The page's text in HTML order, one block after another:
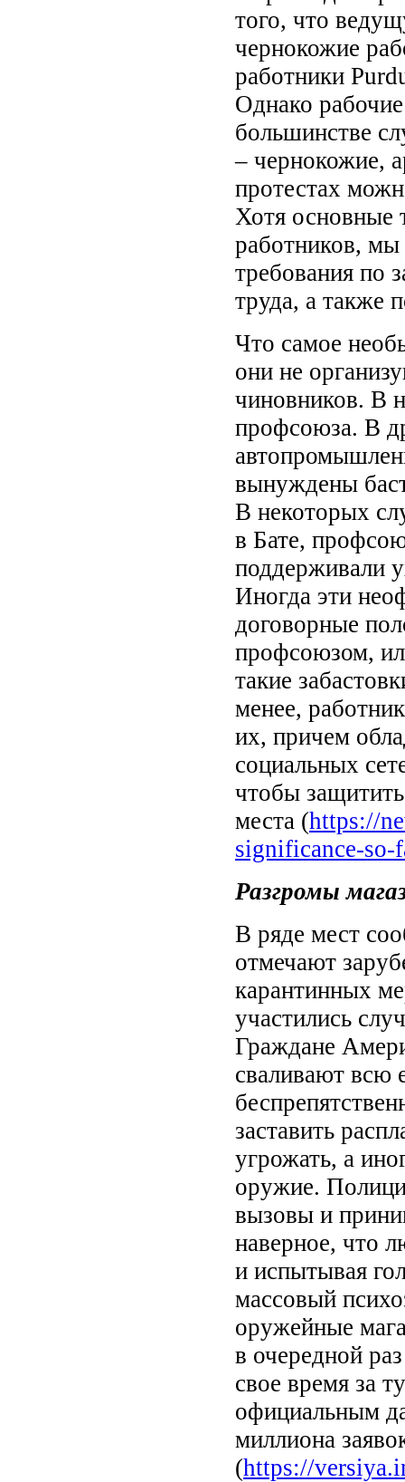
того, что
чернокожие
работники
Однако
большинстве
– чернокожие,
протестах
Хотя основные
работников,
требования по
труда, а также
Что самое
они не
чиновников. В
профсоюза. В
вынуждены
В некоторых
в Бате,
поддерживали
Иногда эти
договорные
профсоюзом,
такие
менее,
их, причем
социальных
чтобы
места (https://
significance-so-
Разгромы
В ряде мест
отмечают
карантинных
участились
Граждане
сваливают всю
заставить
угрожать, а
оружие.
вызовы и
наверное, что
и испытывая
массовый
оружейные
в очередной
свое время за
официальным
миллиона
(https://